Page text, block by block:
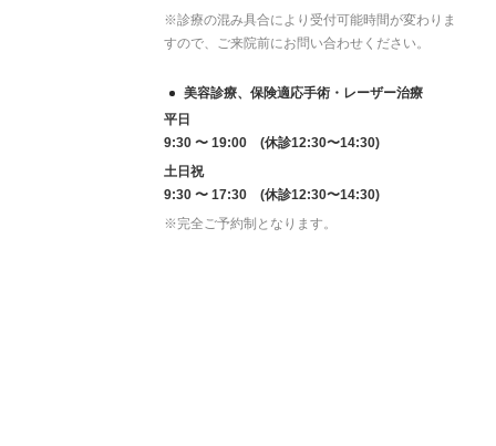
※診療の混み具合により受付可能時間が変わりま
すので、ご来院前にお問い合わせください。
美容診療、保険適応手術・レーザー治療
平日
9:30 〜 19:00 (休診12:30〜14:30)
土日祝
9:30 〜 17:30 (休診12:30〜14:30)
※完全ご予約制となります。